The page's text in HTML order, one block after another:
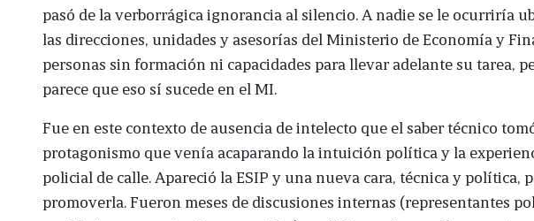
pasó de la verborrágica ignorancia al silencio. A nadie se le ocurriría
las direcciones, unidades y asesorías del Ministerio de Economía y
personas sin formación ni capacidades para llevar adelante su tarea,
parece que eso sí sucede en el MI.
Fue en este contexto de ausencia de intelecto que el saber técnico
protagonismo que venía acaparando la intuición política y la
policial de calle. Apareció la ESIP y una nueva cara, técnica y política,
promoverla. Fueron meses de discusiones internas (representantes